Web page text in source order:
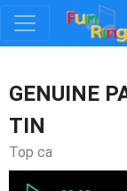
Đăng
ký
Đăng
nhập
GENUINE
TIN
Top ca